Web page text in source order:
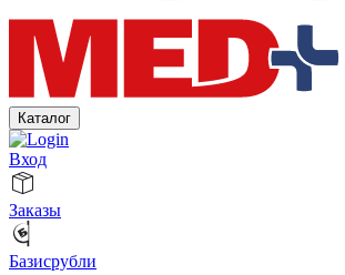
Каталог
Вход
Заказы
Базисрубли